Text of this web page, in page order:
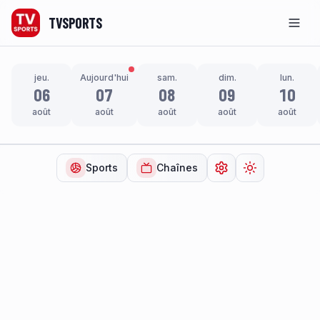
TVSPORTS
jeu.
06
août
Aujourd'hui
07
août
sam.
08
août
dim.
09
août
lun.
10
août
Sports Chaînes Ouvrir lesChanger de